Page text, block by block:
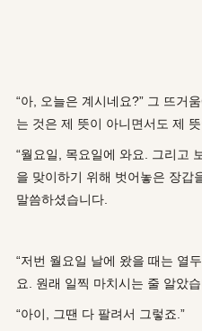
“아, 오늘은 계시네요?” 그 뜨거
는 것은 제 뜻이 아니면서도 제 뜻
“월요일, 목요일에 와요. 그리고
을 맞이하기 위해 벗어놓은 장갑
말씀하셨습니다.
“저번 월요일 날에 왔을 때는 열
요. 원래 일찍 마치시는 줄 알았
“아이, 그땐 다 팔려서 그렇죠.”